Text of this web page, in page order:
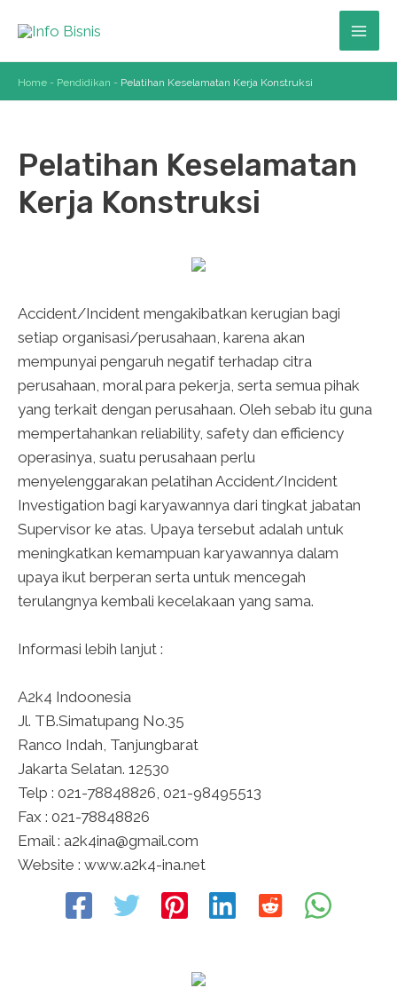
content
Home - Pendidikan - Pelatihan Keselamatan Kerja Konstruksi
Pelatihan Keselamatan
Kerja Konstruksi
Accident/Incident mengakibatkan kerugian bagi
setiap organisasi/perusahaan, karena akan
mempunyai pengaruh negatif terhadap citra
perusahaan, moral para pekerja, serta semua pihak
yang terkait dengan perusahaan. Oleh sebab itu guna
mempertahankan reliability, safety dan efficiency
operasinya, suatu perusahaan perlu
menyelenggarakan pelatihan Accident/Incident
Investigation bagi karyawannya dari tingkat jabatan
Supervisor ke atas. Upaya tersebut adalah untuk
meningkatkan kemampuan karyawannya dalam
upaya ikut berperan serta untuk mencegah
terulangnya kembali kecelakaan yang sama.
Informasi lebih lanjut :
A2k4 Indoonesia
Jl. TB.Simatupang No.35
Ranco Indah, Tanjungbarat
Jakarta Selatan. 12530
Telp : 021-78848826, 021-98495513
Fax : 021-78848826
Email : a2k4ina@gmail.com
Website : www.a2k4-ina.net